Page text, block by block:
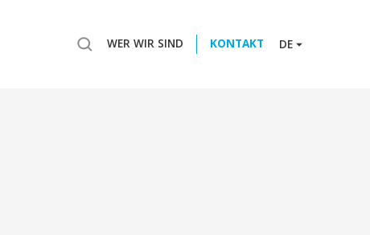
WER WIR SIND KONTAKT DE